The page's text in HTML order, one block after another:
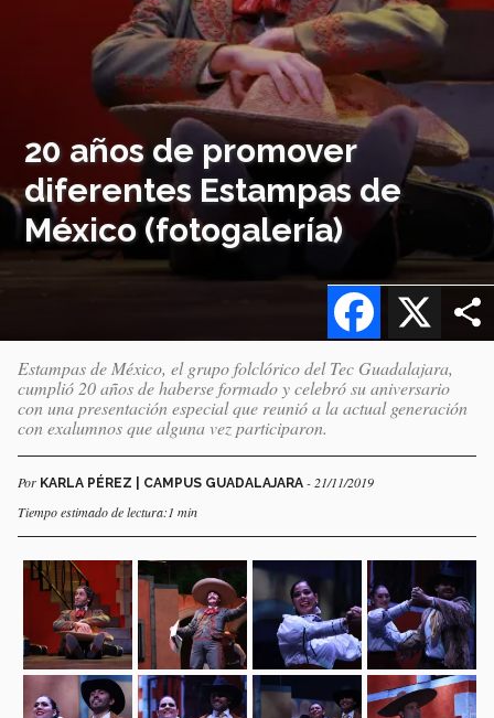
20 años de promover
diferentes Estampas de
México (fotogalería)
X
Facebook
Estampas de México, el grupo folclórico del Tec Guadalajara,
cumplió 20 años de haberse formado y celebró su aniversario
con una presentación especial que reunió a la actual generación
con exalumnos que alguna vez participaron.
Por KARLA PÉREZ | CAMPUS GUADALAJARA - 21/11/2019
Tiempo estimado de lectura:1 min